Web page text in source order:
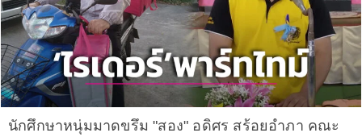
นักศึกษาหนุ่มมาดขรึม "สอง" อดิศร สร้อยอำภา คณะ